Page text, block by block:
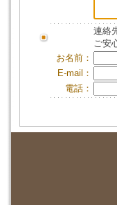
連絡
ご安
お名前：
E-mail：
電話：